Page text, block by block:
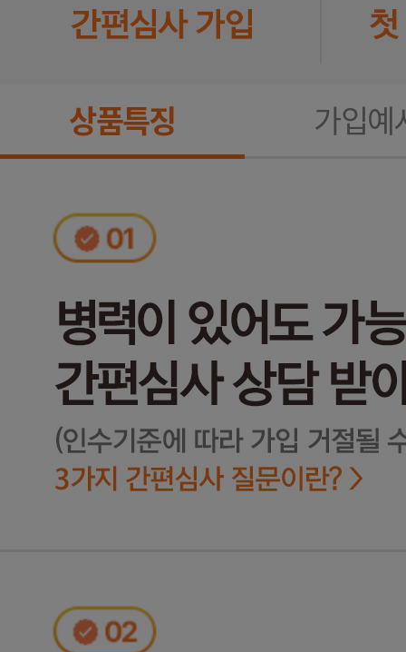
상품특징 가입예